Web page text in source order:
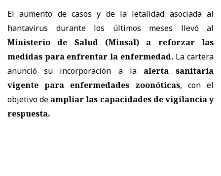
El aumento de casos y de la letalidad asociada al
hantavirus durante los últimos meses llevó al
Ministerio de Salud (Minsal) a reforzar las
medidas para enfrentar la enfermedad. La cartera
anunció su incorporación a la alerta sanitaria
vigente para enfermedades zoonóticas, con el
objetivo de ampliar las capacidades de vigilancia y
respuesta.